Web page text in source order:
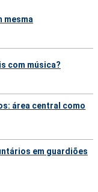
mesma
com música?
área central como
em guardiões